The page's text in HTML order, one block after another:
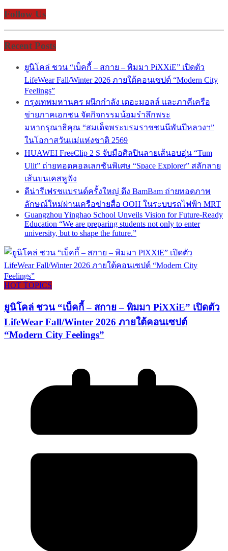
Follow Us
Recent Posts
ยูนิโคล่ ชวน “เบ็คกี้ – สกาย – พิมมา PiXXiE” เปิดตัว
LifeWear Fall/Winter 2026 ภายใต้คอนเซปต์ “Modern City
Feelings”
กรุงเทพมหานคร ผนึกกำลัง เดอะมอลล์ และภาคีเครือ
ข่ายภาคเอกชน จัดกิจกรรมน้อมรำลึกพระ
มหากรุณาธิคุณ “สมเด็จพระบรมราชชนนีพันปีหลวงฯ”
ในโอกาสวันแม่แห่งชาติ 2569
HUAWEI FreeClip 2 S จับมือศิลปินลายเส้นอบอุ่น “Tum
Ulit” ถ่ายทอดคอลเลกชันพิเศษ “Space Explorer” สลักลาย
เส้นบนเคสหูฟัง
ดีน่ารีเฟรชแบรนด์ครั้งใหญ่ ดึง BamBam ถ่ายทอดภาพ
ลักษณ์ใหม่ผ่านเครือข่ายสื่อ OOH ในระบบรถไฟฟ้า MRT
Guangzhou Yinghao School Unveils Vision for Future-Ready
Education “We are preparing students not only to enter
university, but to shape the future.”
HOT TOPICS
ยูนิโคล่ ชวน “เบ็คกี้ – สกาย – พิมมา PiXXiE” เปิดตัว
LifeWear Fall/Winter 2026 ภายใต้คอนเซปต์
“Modern City Feelings”